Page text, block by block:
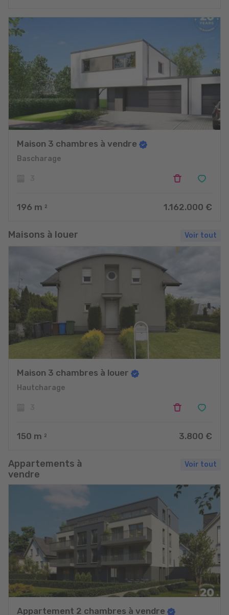
Maison 3 chambres à vendre
Bascharage
196 m 2 1.162.000 €
Maisons à louer Voir tout
Maison 3 chambres à louer
Hautcharage
150 m 2 3.800 €
Appartements à
vendre
Voir tout
Appartement 2 chambres à vendre